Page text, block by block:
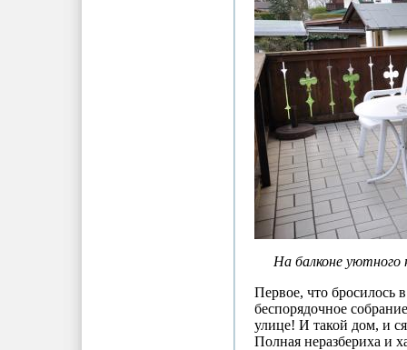
На балконе уютного
Первое, что бросилось
беспорядочное
улице! И такой дом, и
Полная неразбериха и